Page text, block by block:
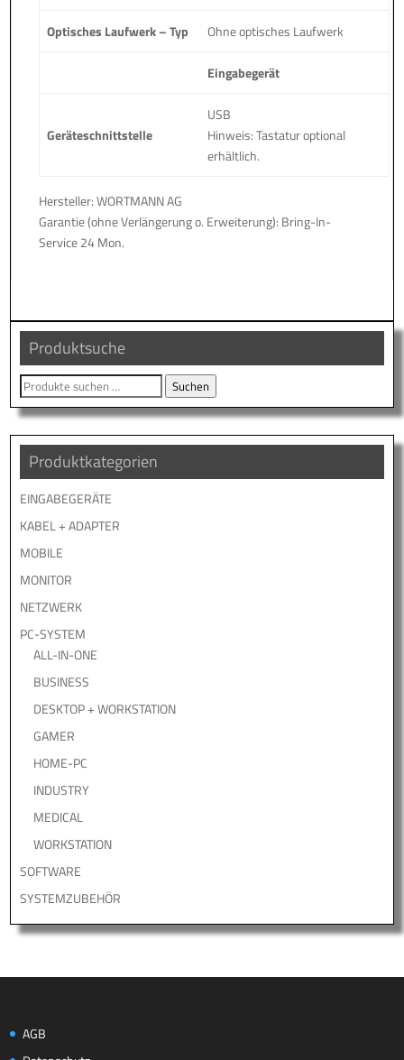
Optisches Laufwerk – Typ Ohne optisches Laufwerk
Eingabegerät
Geräteschnittstelle
USB
Hinweis: Tastatur optional
erhältlich.
Hersteller: WORTMANN AG
Garantie (ohne Verlängerung o. Erweiterung): Bring-In-
Service 24 Mon.
Produktsuche
Suche
nach:
Suchen
Produktkategorien
EINGABEGERÄTE
KABEL + ADAPTER
MOBILE
MONITOR
NETZWERK
PC-SYSTEM
ALL-IN-ONE
BUSINESS
DESKTOP + WORKSTATION
GAMER
HOME-PC
INDUSTRY
MEDICAL
WORKSTATION
SOFTWARE
SYSTEMZUBEHÖR
AGB